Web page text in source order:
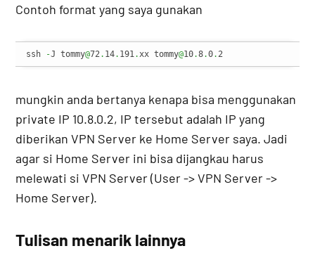
Contoh format yang saya gunakan
ssh -J tommy@72 . 14. 191 . xx tommy@10.8.0. 2
mungkin anda bertanya kenapa bisa menggunakan
private IP 10.8.0.2, IP tersebut adalah IP yang
diberikan VPN Server ke Home Server saya. Jadi
agar si Home Server ini bisa dijangkau harus
melewati si VPN Server (User -> VPN Server ->
Home Server).
Tulisan menarik lainnya